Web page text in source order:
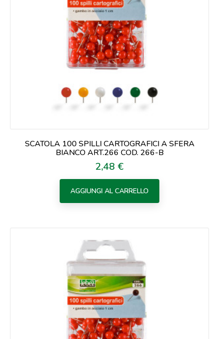
SCATOLA 100 SPILLI CARTOGRAFICI A SFERA
BIANCO ART.266 COD. 266-B
Prezzo
2,48 €
AGGIUNGI AL CARRELLO